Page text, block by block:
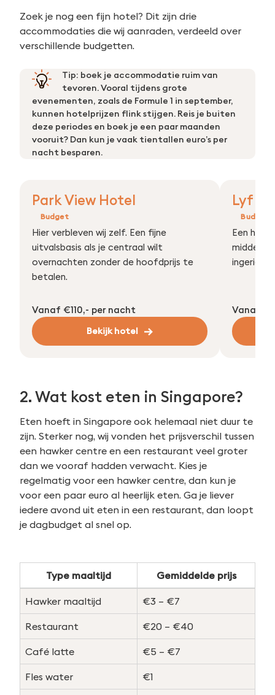
Zoek je nog een fijn hotel? Dit zijn drie
accommodaties die wij aanraden, verdeeld over
verschillende budgetten.
Tip: boek je accommodatie ruim van
tevoren. Vooral tijdens grote
evenementen, zoals de Formule 1 in september,
kunnen hotelprijzen flink stijgen. Reis je buiten
deze periodes en boek je een paar maanden
vooruit? Dan kun je vaak tientallen euro’s per
nacht besparen.
Park View Hotel
Budget
Hier verbleven wij zelf. Een fijne
uitvalsbasis als je centraal wilt
overnachten zonder de hoofdprijs te
betalen.
Vanaf €110,- per nacht
Bekijk hotel
Lyf
Budget
Een
midden
ingericht!
Vanaf
2. Wat kost eten in Singapore?
Eten hoeft in Singapore ook helemaal niet duur te
zijn. Sterker nog, wij vonden het prijsverschil tussen
een hawker centre en een restaurant veel groter
dan we vooraf hadden verwacht. Kies je
regelmatig voor een hawker centre, dan kun je
voor een paar euro al heerlijk eten. Ga je liever
iedere avond uit eten in een restaurant, dan loopt
je dagbudget al snel op.
Type maaltijd Gemiddelde prijs
Hawker maaltijd €3 – €7
Restaurant €20 – €40
Café latte €5 – €7
Fles water €1